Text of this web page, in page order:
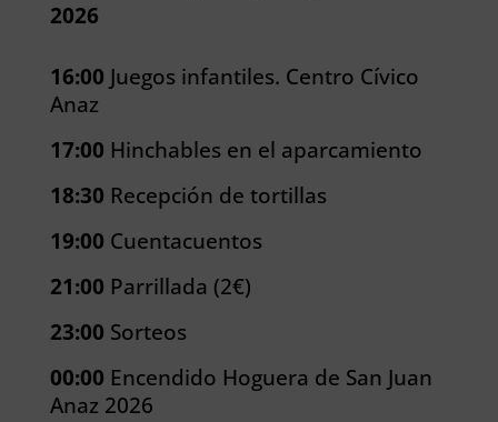
2026
16:00 Juegos infantiles. Centro Cívico
Anaz
17:00 Hinchables en el aparcamiento
18:30 Recepción de tortillas
19:00 Cuentacuentos
21:00 Parrillada (2€)
23:00 Sorteos
00:00 Encendido Hoguera de San Juan
Anaz 2026